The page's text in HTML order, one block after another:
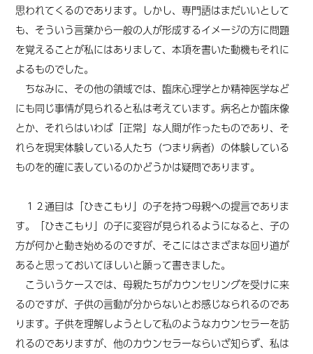
思われてくるのであります。しかし、専門語はまだいいとして
も、そういう言葉から一般の人が形成するイメージの方に問題
を覚えることが私にはありまして、本項を書いた動機もそれに
よるものでした。
ちなみに、その他の領域では、臨床心理学とか精神医学など
にも同じ事情が見られると私は考えています。病名とか臨床像
とか、それらはいわば「正常」な人間が作ったものであり、そ
れらを現実体験している人たち（つまり病者）の体験している
ものを的確に表しているのかどうかは疑問であります。
１２通目は「ひきこもり」の子を持つ母親への提言でありま
す。「ひきこもり」の子に変容が見られるようになると、子の
方が何かと動き始めるのですが、そこにはさまざまな回り道が
あると思っておいてほしいと願って書きました。
こういうケースでは、母親たちがカウンセリングを受けに来
るのですが、子供の言動が分からないとお感じなられるのであ
ります。子供を理解しようとして私のようなカウンセラーを訪
れるのでありますが、他のカウンセラーならいざ知らず、私は